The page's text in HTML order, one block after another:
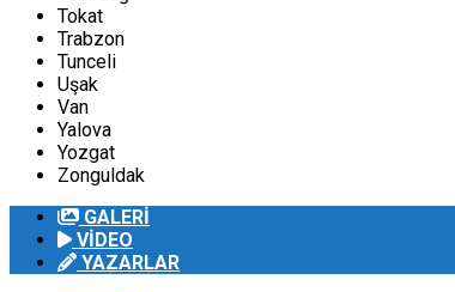
Tokat
Trabzon
Tunceli
Uşak
Van
Yalova
Yozgat
Zonguldak
GALERİ
VİDEO
YAZARLAR